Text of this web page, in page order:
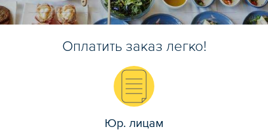
Оплатить заказ легко!
Юр. лицам